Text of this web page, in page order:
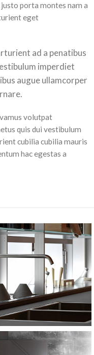
porta montes nam a
eget
ad a penatibus
imperdiet
augue ullamcorper
volutpat
quis dui vestibulum
cubilia cubilia mauris
hac egestas a